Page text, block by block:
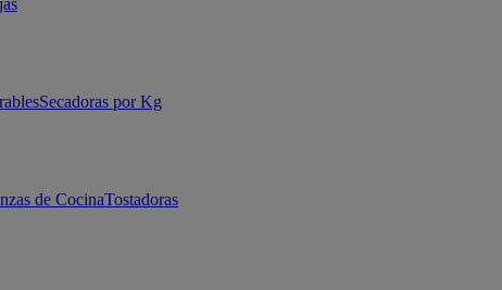
Secadoras por Kg
de CocinaTostadoras